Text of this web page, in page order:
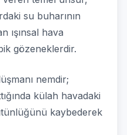
su buharının
ışınsal hava
gözeneklerdir.
nemdir;
külah havadaki
kaybederek